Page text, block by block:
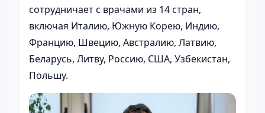
сотрудничает с врачами из 14 стран,
включая Италию, Южную Корею, Индию,
Францию, Швецию, Австралию, Латвию,
Беларусь, Литву, Россию, США, Узбекистан,
Польшу.